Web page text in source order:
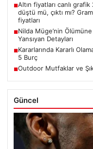
■Altın fiyatları canlı
düştü mü, çıktı mı?
fiyatları
■Nilda Müge’nin Ölümüne
Yansıyan Detayları
■Kararlarında Kararlı
5 Burç
■Outdoor Mutfaklar ve
Güncel